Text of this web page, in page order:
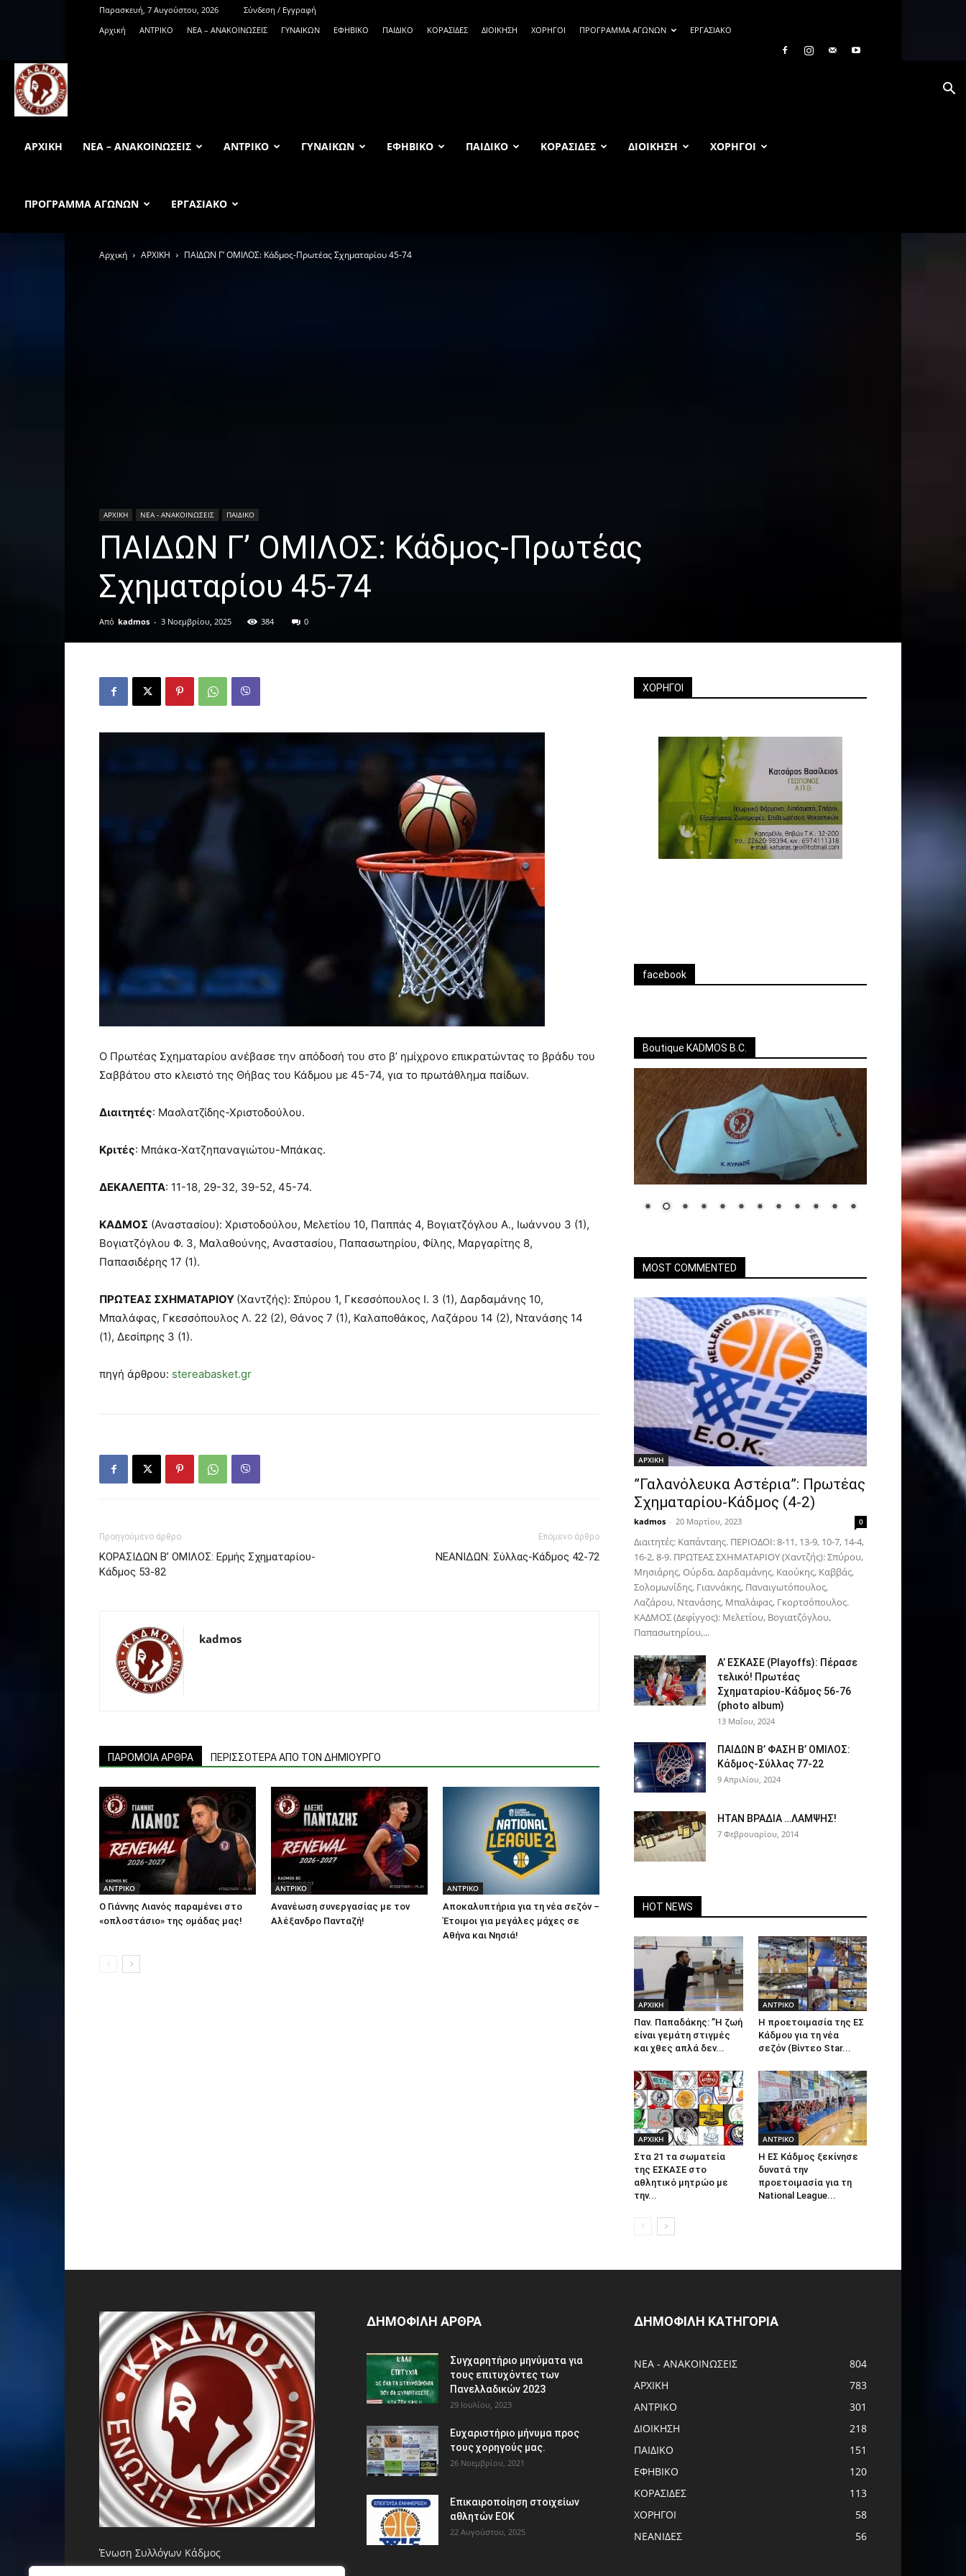
Παρασκευή, 7 Αυγούστου, 2026
Σύνδεση / Εγγραφή
Αρχική
ΑΝTΡΙΚΟ ΝΕΑ – ΑΝΑΚΟΙΝΩΣΕΙΣ ΓΥΝΑΙΚΩΝ ΕΦΗΒΙΚΟ ΠΑΙΔΙΚΟ ΚΟΡΑΣΙΔΕΣ ΔΙΟΙΚΗΣΗ ΧΟΡΗΓΟΙ ΠΡΟΓΡΑΜΜΑ ΑΓΩΝΩΝ ΕΡΓΑΣΙΑΚΟ
ΑΡΧΙΚΉ ΝΕΑ – ΑΝΑΚΟΙΝΩΣΕΙΣ ΑΝTΡΙΚΟ ΓΥΝΑΙΚΩΝ ΕΦΗΒΙΚΟ ΠΑΙΔΙΚΟ ΚΟΡΑΣΙΔΕΣ ΔΙΟΙΚΗΣΗ ΧΟΡΗΓΟΙ
ΠΡΟΓΡΑΜΜΑ ΑΓΩΝΩΝ ΕΡΓΑΣΙΑΚΟ
Αρχική ΑΡΧΙΚΗ ΠΑΙΔΩΝ Γ’ ΟΜΙΛΟΣ: Κάδμος-Πρωτέας Σχηματαρίου 45-74
ΑΡΧΙΚΗ ΝΕΑ - ΑΝΑΚΟΙΝΩΣΕΙΣ ΠΑΙΔΙΚΟ
ΠΑΙΔΩΝ Γ’ ΟΜΙΛΟΣ: Κάδμος-Πρωτέας
Σχηματαρίου 45-74
Από kadmos - 3 Νοεμβρίου, 2025 384 0
Ο Πρωτέας Σχηματαρίου ανέβασε την απόδοσή του στο β’ ημίχρονο επικρατώντας το βράδυ του
Σαββάτου στο κλειστό της Θήβας του Κάδμου με 45-74, για το πρωτάθλημα παίδων.
Διαιτητές: Μασλατζίδης-Χριστοδούλου.
Κριτές: Μπάκα-Χατζηπαναγιώτου-Μπάκας.
ΔΕΚΑΛΕΠΤΑ: 11-18, 29-32, 39-52, 45-74.
ΚΑΔΜΟΣ (Αναστασίου): Χριστοδούλου, Μελετίου 10, Παππάς 4, Βογιατζόγλου Α., Ιωάννου 3 (1),
Βογιατζόγλου Φ. 3, Μαλαθούνης, Αναστασίου, Παπασωτηρίου, Φίλης, Μαργαρίτης 8,
Παπασιδέρης 17 (1).
ΠΡΩΤΕΑΣ ΣΧΗΜΑΤΑΡΙΟΥ (Χαντζής): Σπύρου 1, Γκεσσόπουλος Ι. 3 (1), Δαρδαμάνης 10,
Μπαλάφας, Γκεσσόπουλος Λ. 22 (2), Θάνος 7 (1), Καλαποθάκος, Λαζάρου 14 (2), Ντανάσης 14
(1), Δεσίπρης 3 (1).
πηγή άρθρου: stereabasket.gr
Προηγούμενο άρθρο
ΚΟΡΑΣΙΔΩΝ Β’ ΟΜΙΛΟΣ: Ερμής Σχηματαρίου-
Κάδμος 53-82
Επόμενο άρθρο
ΝΕΑΝΙΔΩΝ: Σύλλας-Κάδμος 42-72
kadmos
ΠΑΡΟΜΟΙΑ ΑΡΘΡΑ ΠΕΡΙΣΣΟΤΕΡΑ ΑΠΟ ΤΟΝ ΔΗΜΙΟΥΡΓΟ
ΑΝTΡΙΚΟ
Ο Γιάννης Λιανός παραμένει στο
«οπλοστάσιο» της ομάδας μας!
ΑΝTΡΙΚΟ
Ανανέωση συνεργασίας με τον
Αλέξανδρο Πανταζή!
ΑΝTΡΙΚΟ
Αποκαλυπτήρια για τη νέα σεζόν –
Έτοιμοι για μεγάλες μάχες σε
Αθήνα και Νησιά!
ΧΟΡΗΓΟΙ
facebook
Boutique KADMOS B.C.
MOST COMMENTED
ΑΡΧΙΚΗ
”Γαλανόλευκα Αστέρια”: Πρωτέας
Σχηματαρίου-Κάδμος (4-2)
kadmos - 20 Μαρτίου, 2023 0
Διαιτητές: Καπάνταης. ΠΕΡΙΟΔΟΙ: 8-11, 13-9, 10-7, 14-4,
16-2, 8-9. ΠΡΩΤΕΑΣ ΣΧΗΜΑΤΑΡΙΟΥ (Χαντζής): Σπύρου,
Μησιάρης, Ούρδα, Δαρδαμάνης, Καούκης, Καββάς,
Σολομωνίδης, Γιαννάκης, Παναιγωτόπουλος,
Λαζάρου, Ντανάσης, Μπαλάφας, Γκορτσόπουλος.
ΚΑΔΜΟΣ (Δεφίγγος): Μελετίου, Βογιατζόγλου,
Παπασωτηρίου,...
Α’ ΕΣΚΑΣΕ (Playoffs): Πέρασε
τελικό! Πρωτέας
Σχηματαρίου-Κάδμος 56-76
(photo album)
13 Μαΐου, 2024
ΠΑΙΔΩΝ Β’ ΦΑΣΗ Β’ ΟΜΙΛΟΣ:
Κάδμος-Σύλλας 77-22
9 Απριλίου, 2024
ΗΤΑΝ ΒΡΑΔΙΑ …ΛΑΜΨΗΣ!
7 Φεβρουαρίου, 2014
HOT NEWS
ΑΡΧΙΚΗ
Παν. Παπαδάκης: ”Η ζωή
είναι γεμάτη στιγμές
και χθες απλά δεν...
ΑΝTΡΙΚΟ
Η προετοιμασία της ΕΣ
Κάδμου για τη νέα
σεζόν (Βίντεο Star...
ΑΡΧΙΚΗ
Στα 21 τα σωματεία
της ΕΣΚΑΣΕ στο
αθλητικό μητρώο με
την...
ΑΝTΡΙΚΟ
Η ΕΣ Κάδμος ξεκίνησε
δυνατά την
προετοιμασία για τη
National League...
Ένωση Συλλόγων Κάδμος
ΔΗΜΟΦΙΛΗ ΑΡΘΡΑ
Συγχαρητήριο μηνύματα για
τους επιτυχόντες των
Πανελλαδικών 2023
29 Ιουλίου, 2023
Ευχαριστήριο μήνυμα προς
τους χορηγούς μας.
26 Νοεμβρίου, 2021
Eπικαιροποίηση στοιχείων
αθλητών ΕΟΚ
22 Αυγούστου, 2025
ΔΗΜΟΦΙΛΗ ΚΑΤΗΓΟΡΙΑ
ΝΕΑ - ΑΝΑΚΟΙΝΩΣΕΙΣ
804
ΑΡΧΙΚΗ
783
ΑΝTΡΙΚΟ
301
ΔΙΟΙΚΗΣΗ
218
ΠΑΙΔΙΚΟ
151
ΕΦΗΒΙΚΟ
120
ΚΟΡΑΣΙΔΕΣ
113
ΧΟΡΗΓΟΙ
58
ΝΕΑΝΙΔΕΣ
56